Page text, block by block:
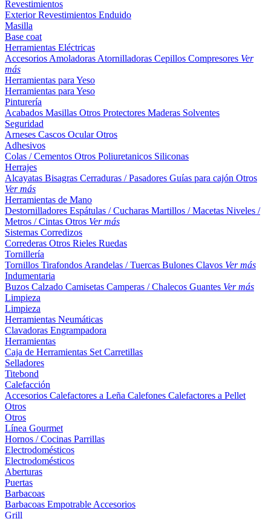
Revestimientos
ExteriorRevestimientos Enduido
Masilla
Base coat
Herramientas Eléctricas
Accesorios Amoladoras Atornilladoras Cepillos Compresores Ver
más
Herramientas para Yeso
Herramientas para Yeso
Pinturería
Acabados Masillas Otros Protectores Maderas Solventes
Seguridad
Arneses Cascos OcularOtros
Adhesivos
Colas / Cementos Otros Poliuretanicos Siliconas
Herrajes
Alcayatas Bisagras Cerraduras / Pasadores Guías para cajón Otros
Ver más
Herramientas de Mano
Destornilladores Espátulas / Cucharas Martillos / Macetas Niveles /
Metros / Cintas Otros Ver más
Sistemas Corredizos
Correderas Otros Rieles Ruedas
Tornillería
Tornillos Tirafondos Arandelas / Tuercas Bulones Clavos Ver más
Indumentaria
Buzos Calzado Camisetas Camperas / Chalecos Guantes Ver más
Limpieza
Limpieza
Herramientas Neumáticas
Clavadoras Engrampadora
Herramientas
Caja de Herramientas Set Carretillas
Selladores
Titebond
Calefacción
Accesorios Calefactores a Leña Calefones Calefactores a Pellet
Otros
Otros
Línea Gourmet
Hornos / Cocinas Parrillas
Electrodomésticos
Electrodomésticos
Aberturas
Puertas
Barbacoas
Barbacoas Empotrable Accesorios
Grill